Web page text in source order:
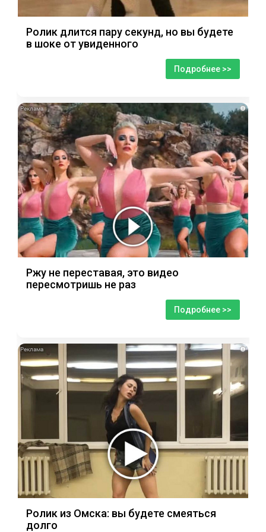
Ролик длится пару секунд, но вы будете
в шоке от увиденного
Подробнее >>
i
Ржу не переставая, это видео
пересмотришь не раз
Подробнее >>
i
Ролик из Омска: вы будете смеяться
долго